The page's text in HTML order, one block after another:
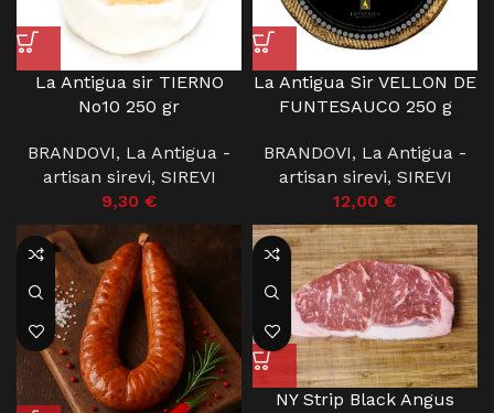
La Antigua sir TIERNO
No10 250 gr
BRANDOVI, La Antigua -
artisan sirevi, SIREVI
9,30 €
La Antigua Sir VELLON DE
FUNTESAUCO 250 g
BRANDOVI, La Antigua -
artisan sirevi, SIREVI
12,00 €
NY Strip Black Angus